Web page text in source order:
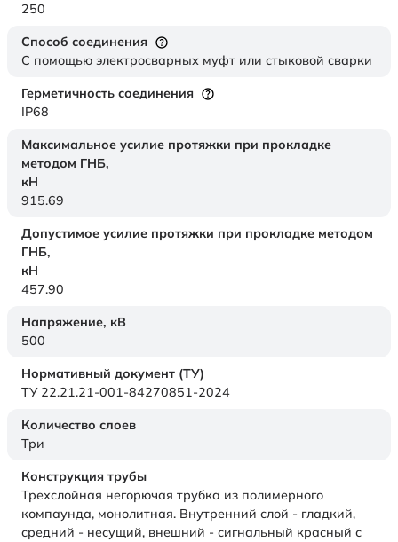
250
Способ соединения
С помощью электросварных муфт или стыковой сварки
Герметичность соединения
IP68
Максимальное усилие протяжки при прокладке
методом ГНБ,
кН
915.69
Допустимое усилие протяжки при прокладке методом
ГНБ,
кН
457.90
Напряжение, кВ
500
Нормативный документ (ТУ)
ТУ 22.21.21-001-84270851-2024
Количество слоев
Три
Конструкция трубы
Трехслойная негорючая трубка из полимерного
компаунда, монолитная. Внутренний слой - гладкий,
средний - несущий, внешний - сигнальный красный с